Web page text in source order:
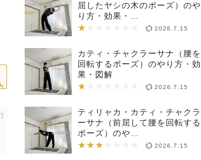
屈したヤシの木のポーズ）のや
り方・効果・…
★
★★★★★★★ 2026.7.15
カティ・チャクラーサナ（腰を
回転するポーズ）のやり方・効
果・図解
★
★★★★★★★ 2026.7.15
ティリャカ・カティ・チャクラ
ーサナ（前屈して腰を回転する
ポーズ）のや…
★★★
★★★★★★★ 2026.7.15